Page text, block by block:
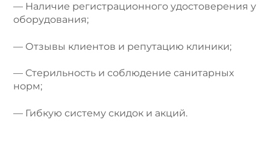
— Наличие регистрационного удостоверения у
оборудования;
— Отзывы клиентов и репутацию клиники;
— Стерильность и соблюдение санитарных
норм;
— Гибкую систему скидок и акций.